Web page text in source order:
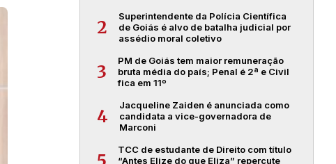
2
Superintendente da Polícia Científica
de Goiás é alvo de batalha judicial por
assédio moral coletivo
3
PM de Goiás tem maior remuneração
bruta média do país; Penal é 2ª e Civil
fica em 11º
4
Jacqueline Zaiden é anunciada como
candidata a vice-governadora de
Marconi
TCC de estudante de Direito com título
“Antes Elize do que Eliza” repercute